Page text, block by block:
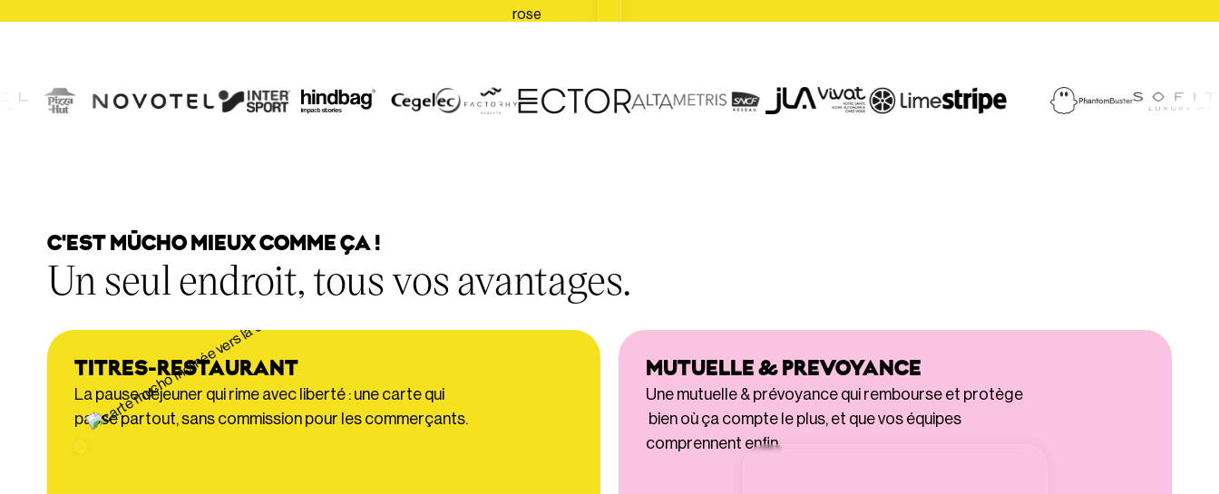
C'EST MŪCHO MIEUX COMME ÇA !
Un seul endroit, tous vos avantages.
TITRES-RESTAURANT
La pause déjeuner qui rime avec liberté : une carte qui
passe partout, sans commission pour les commerçants.
MUTUELLE & PREVOYANCE
Une mutuelle & prévoyance qui rembourse et protège
bien où ça compte le plus, et que vos équipes
comprennent enfin.